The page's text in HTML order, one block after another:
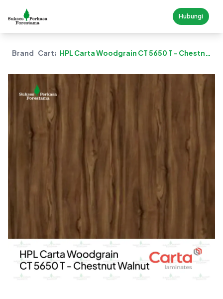
Hubungi
Brand Carta HPL Carta Woodgrain CT 5650 T - Chestnut